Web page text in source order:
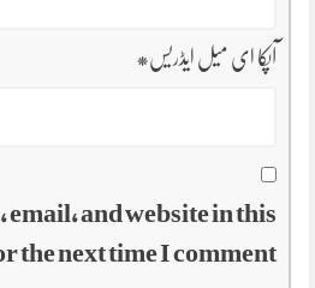
آپکا ای میل ایڈریس*
email, and website in this
the next time I comment.